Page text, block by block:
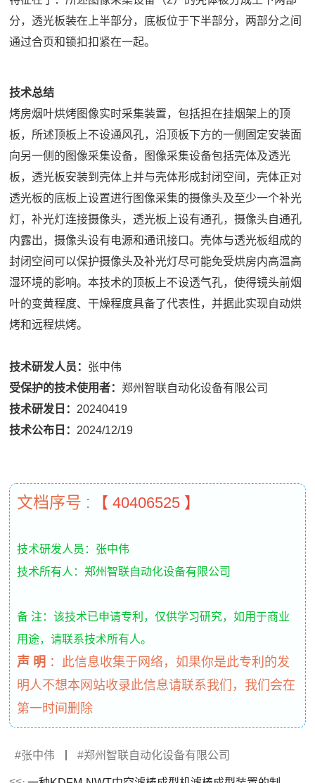
分，透光板装在上半部分，底板位于下半部分，两部分之间
通过合页和锁扣扣紧在一起。
技术总结
烤房烟叶烘烤图像实时采集装置，包括担在挂烟架上的顶
板，所述顶板上不设通风孔，沿顶板下方的一侧固定安装面
向另一侧的图像采集设备，图像采集设备包括壳体及透光
板，透光板安装到壳体上并与壳体形成封闭空间，壳体正对
透光板的底板上设置进行图像采集的摄像头及至少一个补光
灯，补光灯连接摄像头，透光板上设有通孔，摄像头自通孔
内露出，摄像头设有电源和通讯接口。壳体与透光板组成的
封闭空间可以保护摄像头及补光灯尽可能免受烘房内高温高
湿环境的影响。本技术的顶板上不设透气孔，使得镜头前烟
叶的变黄程度、干燥程度具备了代表性，并据此实现自动烘
烤和远程烘烤。
技术研发人员： 张中伟
受保护的技术使用者：郑州智联自动化设备有限公司
技术研发日： 20240419
技术公布日： 2024/12/19
文档序号 : 【 40406525 】
技术研发人员：张中伟
技术所有人：郑州智联自动化设备有限公司
备 注：该技术已申请专利，仅供学习研究，如用于商业
用途，请联系技术所有人。
声 明 ： 此信息收集于网络，如果你是此专利的发
明人不想本网站收录此信息请联系我们，我们会在
第一时间删除
张中伟 郑州智联自动化设备有限公司